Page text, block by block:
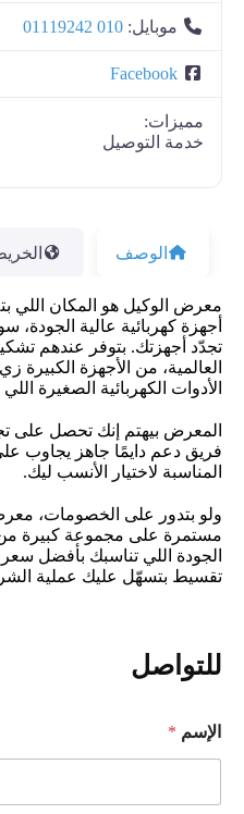
موبايل: 010 01119242
Facebook
مميزات:
خدمة التوصيل
الوصف
معرض الوكيل هو المكان اللي
أجهزة كهربائية عالية الجودة،
تجدّد أجهزتك. بتوفر عندهم
العالمية، من الأجهزة الكبيرة
الأدوات الكهربائية الصغيرة
المعرض بيهتم إنك تحصل على
فريق دعم دايمًا جاهز يجاوب
المناسبة لاختيار الأنسب ليك.
ولو بتدور على الخصومات،
مستمرة على مجموعة كبيرة من
الجودة اللي تناسبك بأفضل
تقسيط بتسهّل عليك عملية
للتواصل
الإسم *